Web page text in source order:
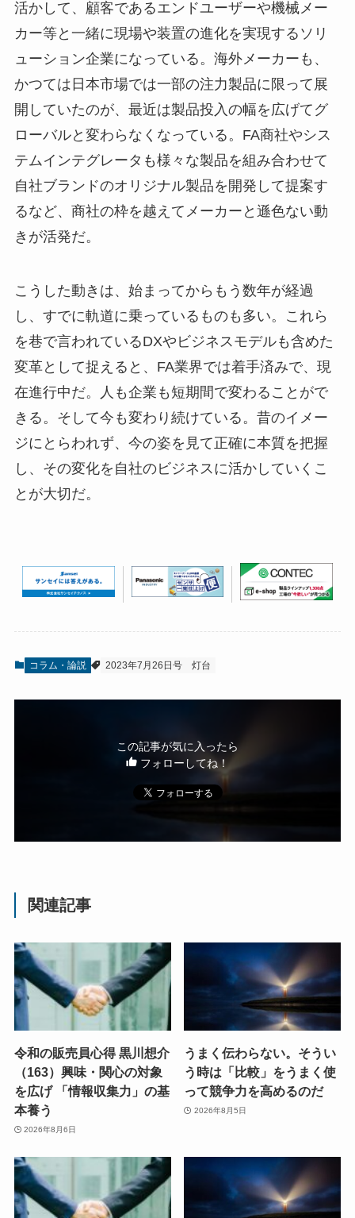
活かして、顧客であるエンドユーザーや機械メー
カー等と一緒に現場や装置の進化を実現するソリ
ューション企業になっている。海外メーカーも、
かつては日本市場では一部の注力製品に限って展
開していたのが、最近は製品投入の幅を広げてグ
ローバルと変わらなくなっている。FA商社やシス
テムインテグレータも様々な製品を組み合わせて
自社ブランドのオリジナル製品を開発して提案す
るなど、商社の枠を越えてメーカーと遜色ない動
きが活発だ。
こうした動きは、始まってからもう数年が経過
し、すでに軌道に乗っているものも多い。これら
を巷で言われているDXやビジネスモデルも含めた
変革として捉えると、FA業界では着手済みで、現
在進行中だ。人も企業も短期間で変わることがで
きる。そして今も変わり続けている。昔のイメー
ジにとらわれず、今の姿を見て正確に本質を把握
し、その変化を自社のビジネスに活かしていくこ
とが大切だ。
コラム・論説 2023年7月26日号 灯台
この記事が気に入ったら
フォローしてね！
関連記事
令和の販売員心得 黒川想介
（163）興味・関心の対象
を広げ 「情報収集力」の基
本養う
2026年8月6日
うまく伝わらない。そうい
う時は「比較」をうまく使
って競争力を高めるのだ
2026年8月5日